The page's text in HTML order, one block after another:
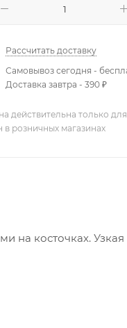
Рассчитать доставку
Самовывоз сегодня -
Доставка завтра - 390 ₽
действительна только
в розничных магазинах
на косточках.